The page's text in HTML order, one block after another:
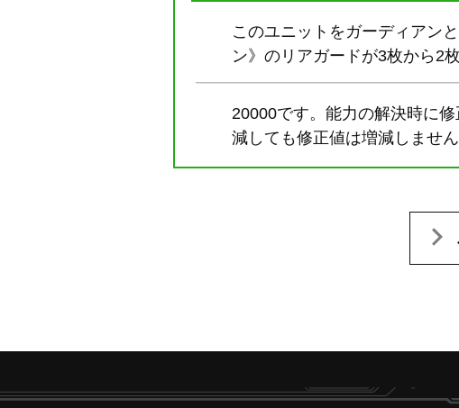
このユニットをガーディアン
ン》のリアガードが3枚から2
20000です。能力の解決時に
減しても修正値は増減しません